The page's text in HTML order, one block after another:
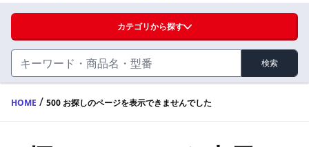
ハンドル・取手・つまみ・周辺機器
FA・A
蝶番・ステー・周辺機器
製品カタログ
カテゴリから探す
検索
HOME / 500 お探しのページを表示できませんでした